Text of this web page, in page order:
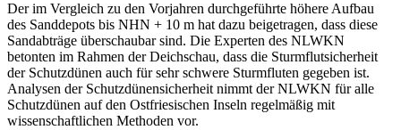
Der im Vergleich zu den Vorjahren durchgeführte höhere Aufbau
des Sanddepots bis NHN + 10 m hat dazu beigetragen, dass diese
Sandabträge überschaubar sind. Die Experten des NLWKN
betonten im Rahmen der Deichschau, dass die Sturmflutsicherheit
der Schutzdünen auch für sehr schwere Sturmfluten gegeben ist.
Analysen der Schutzdünensicherheit nimmt der NLWKN für alle
Schutzdünen auf den Ostfriesischen Inseln regelmäßig mit
wissenschaftlichen Methoden vor.